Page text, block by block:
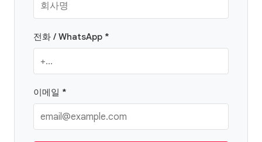
전화 / WhatsApp *
이메일 *